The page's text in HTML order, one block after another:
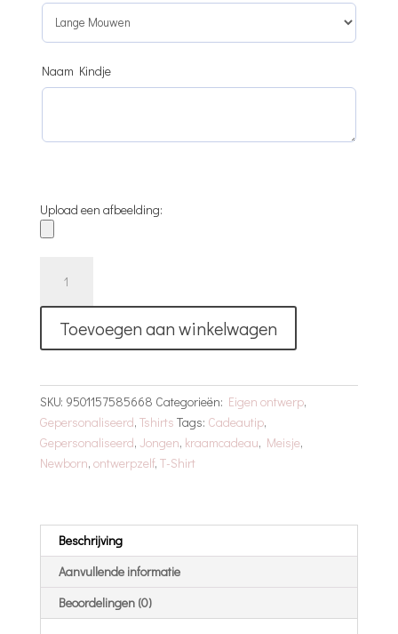
Naam Kindje
Upload een afbeelding:
|
Eigen
Ontwerp
Blauw
aantal
Toevoegen aan winkelwagen
SKU: 9501157585668 Categorieën: Eigen ontwerp,
Gepersonaliseerd, Tshirts Tags: Cadeautip,
Gepersonaliseerd, Jongen, kraamcadeau, Meisje,
Newborn, ontwerpzelf, T-Shirt
Beschrijving
Aanvullende informatie
Beoordelingen (0)